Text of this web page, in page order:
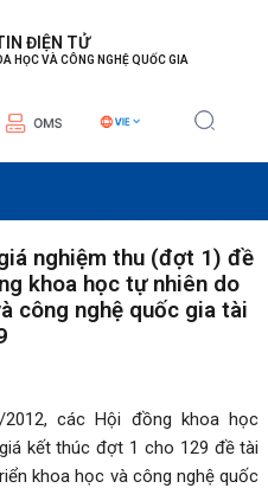
ĐIỆN TỬ
HỌC VÀ CÔNG NGHỆ QUỐC GIA
nghiệm thu (đợt 1) đề
khoa học tự nhiên do
công nghệ quốc gia tài
các Hội đồng khoa học
kết thúc đợt 1 cho 129 đề tài
khoa học và công nghệ quốc